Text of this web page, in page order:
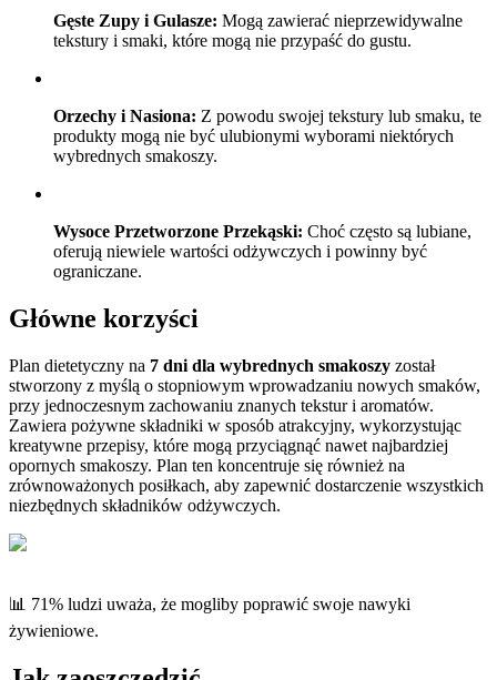
Gęste Zupy i Gulasze: Mogą zawierać nieprzewidywalne
tekstury i smaki, które mogą nie przypaść do gustu.
Orzechy i Nasiona: Z powodu swojej tekstury lub smaku, te
produkty mogą nie być ulubionymi wyborami niektórych
wybrednych smakoszy.
Wysoce Przetworzone Przekąski: Choć często są lubiane,
oferują niewiele wartości odżywczych i powinny być
ograniczane.
Główne korzyści
Plan dietetyczny na 7 dni dla wybrednych smakoszy został
stworzony z myślą o stopniowym wprowadzaniu nowych smaków,
przy jednoczesnym zachowaniu znanych tekstur i aromatów.
Zawiera pożywne składniki w sposób atrakcyjny, wykorzystując
kreatywne przepisy, które mogą przyciągnąć nawet najbardziej
opornych smakoszy. Plan ten koncentruje się również na
zrównoważonych posiłkach, aby zapewnić dostarczenie wszystkich
niezbędnych składników odżywczych.
📊 71% ludzi uważa, że mogliby poprawić swoje nawyki
żywieniowe.